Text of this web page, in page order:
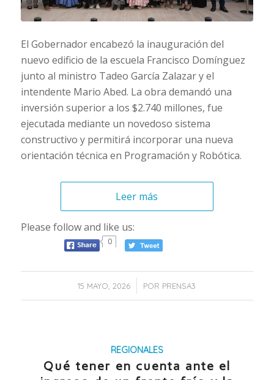
El Gobernador encabezó la inauguración del
nuevo edificio de la escuela Francisco Domínguez
junto al ministro Tadeo García Zalazar y el
intendente Mario Abed. La obra demandó una
inversión superior a los $2.740 millones, fue
ejecutada mediante un novedoso sistema
constructivo y permitirá incorporar una nueva
orientación técnica en Programación y Robótica.
Leer más
Please follow and like us:
0
15 MAYO, 2026
/ POR PRENSA3
REGIONALES
Qué tener en cuenta ante el